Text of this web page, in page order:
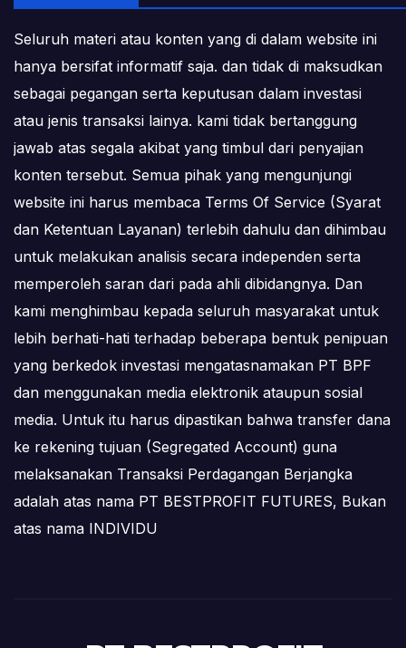
Seluruh materi atau konten yang di dalam website ini
hanya bersifat informatif saja. dan tidak di maksudkan
sebagai pegangan serta keputusan dalam investasi
atau jenis transaksi lainya. kami tidak bertanggung
jawab atas segala akibat yang timbul dari penyajian
konten tersebut. Semua pihak yang mengunjungi
website ini harus membaca Terms Of Service (Syarat
dan Ketentuan Layanan) terlebih dahulu dan dihimbau
untuk melakukan analisis secara independen serta
memperoleh saran dari pada ahli dibidangnya. Dan
kami menghimbau kepada seluruh masyarakat untuk
lebih berhati-hati terhadap beberapa bentuk penipuan
yang berkedok investasi mengatasnamakan PT BPF
dan menggunakan media elektronik ataupun sosial
media. Untuk itu harus dipastikan bahwa transfer dana
ke rekening tujuan (Segregated Account) guna
melaksanakan Transaksi Perdagangan Berjangka
adalah atas nama PT BESTPROFIT FUTURES, Bukan
atas nama INDIVIDU